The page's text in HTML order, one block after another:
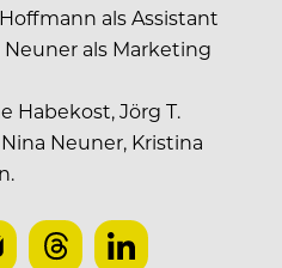
als Assistant
als Marketing
Habekost, Jörg T.
Neuner, Kristina